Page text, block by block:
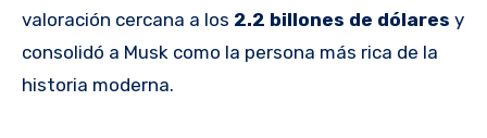
valoración cercana a los 2.2 billones de dólares y
consolidó a Musk como la persona más rica de la
historia moderna.